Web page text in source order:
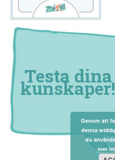
Testa dina
kunskaper!
Genom att
denna
du
mer